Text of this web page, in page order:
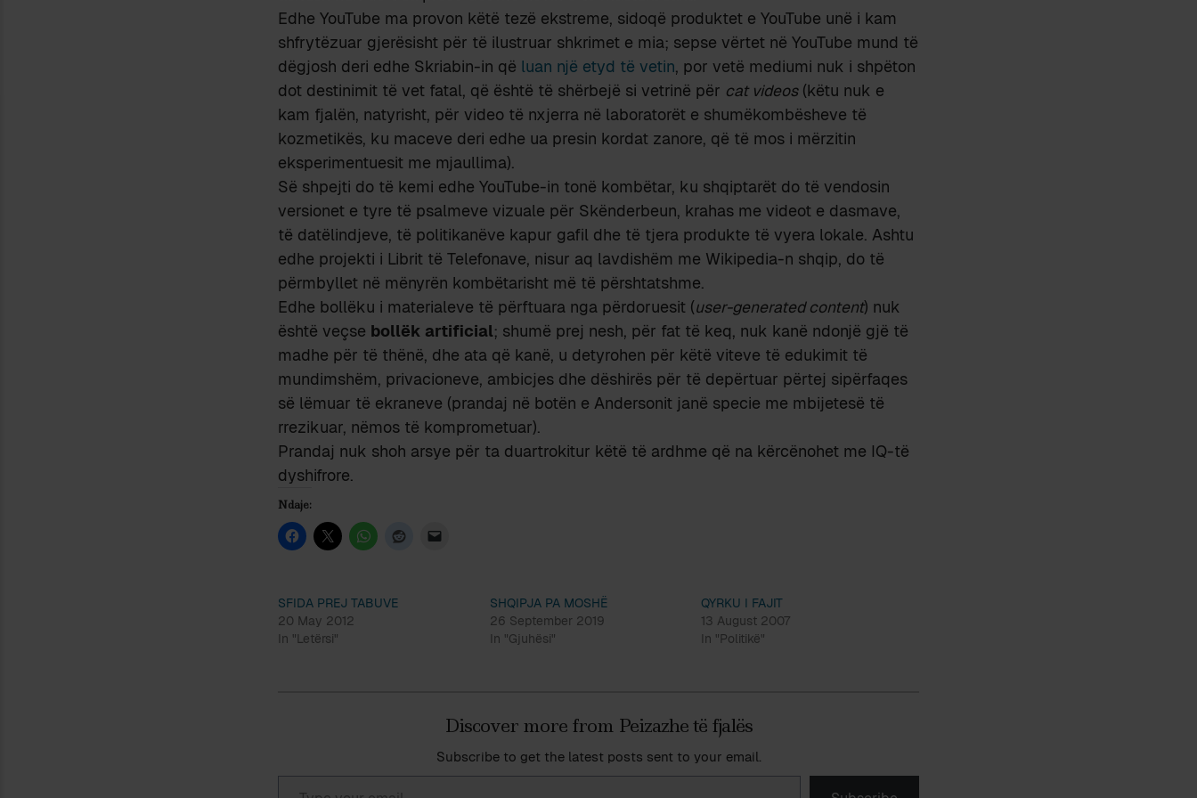
Edhe YouTube ma provon këtë tezë ekstreme, sidoqë produktet e YouTube unë i kam
shfrytëzuar gjerësisht për të ilustruar shkrimet e mia; sepse vërtet në YouTube mund të
dëgjosh deri edhe Skriabin-in që luan një etyd të vetin, por vetë mediumi nuk i shpëton
dot destinimit të vet fatal, që është të shërbejë si vetrinë për cat videos(këtu nuk e
kam fjalën, natyrisht, për video të nxjerra në laboratorët e shumëkombësheve të
kozmetikës, ku maceve deri edhe ua presin kordat zanore, që të mos i mërzitin
eksperimentuesit me mjaullima).
Së shpejti do të kemi edhe YouTube-in tonë kombëtar, ku shqiptarët do të vendosin
versionet e tyre të psalmeve vizuale për Skënderbeun, krahas me videot e dasmave,
të datëlindjeve, të politikanëve kapur gafil dhe të tjera produkte të vyera lokale. Ashtu
edhe projekti i Librit të Telefonave, nisur aq lavdishëm me Wikipedia-n shqip, do të
përmbyllet në mënyrën kombëtarisht më të përshtatshme.
Edhe bollëku i materialeve të përftuara nga përdoruesit (user-generated content) nuk
është veçse bollëk artificial; shumë prej nesh, për fat të keq, nuk kanë ndonjë gjë të
madhe për të thënë, dhe ata që kanë, u detyrohen për këtë viteve të edukimit të
mundimshëm, privacioneve, ambicjes dhe dëshirës për të depërtuar përtej sipërfaqes
së lëmuar të ekraneve (prandaj në botën e Andersonit janë specie me mbijetesë të
rrezikuar, nëmos të komprometuar).
Prandaj nuk shoh arsye për ta duartrokitur këtë të ardhme që na kërcënohet me IQ-të
dyshifrore.
Ndaje:
SFIDA PREJ TABUVE
20 May 2012
In "Letërsi"
SHQIPJA PA MOSHË
26 September 2019
In "Gjuhësi"
QYRKU I FAJIT
13 August 2007
In "Politikë"
Discover more from Peizazhe të fjalës
Subscribe to get the latest posts sent to your email.
Type your email…